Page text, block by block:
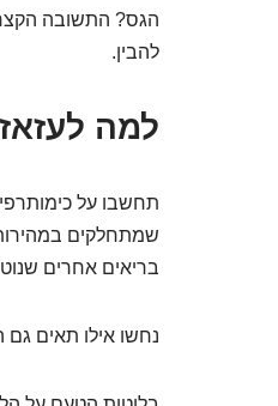
הגס? התשובה
להבין.
למה
תחשבו על
שמתחלקים
בריאים אחרים
נחשו אילו תאים